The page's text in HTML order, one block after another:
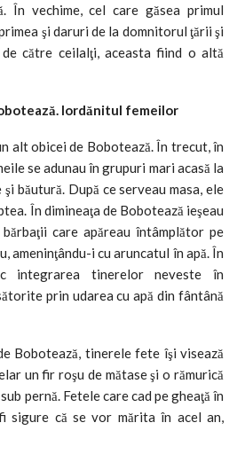
În vechime, cel care găsea primul
şi daruri de la domnitorul ţării şi
către ceilalţi, aceasta fiind o altă
Iordănitul femeilor
alt obicei de Bobotează. În trecut, în
se adunau în grupuri mari acasă la
băutură. După ce serveau masa, ele
În dimineaţa de Bobotează ieşeau
care apăreau întâmplător pe
ameninţându-i cu aruncatul în apă. În
integrarea tinerelor neveste în
prin udarea cu apă din fântână
Bobotează, tinerele fete îşi visează
un fir roşu de mătase şi o rămurică
pernă. Fetele care cad pe gheaţă în
sigure că se vor mărita în acel an,